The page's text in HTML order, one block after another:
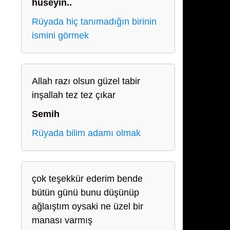
hüseyin..
Rüyada hiç tanımadığın birinin
ismini görmek
Allah razı olsun güzel tabir
inşallah tez tez çıkar
Semih
Rüyada bilim adamı olmak
çok teşekkür ederim bende
bütün günü bunu düşünüp
ağlaıştım oysaki ne üzel bir
manası varmış